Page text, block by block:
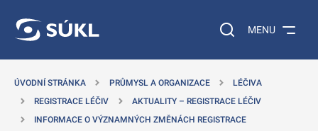
Vyhledávání na
MENU
ÚVODNÍ STRÁNKA PRŮMYSL A ORGANIZACE
LÉČIVA
REGISTRACE LÉČIV
AKTUALITY – REGISTRACE LÉČIV
INFORMACE O VÝZNAMNÝCH ZMĚNÁCH REGISTRACE